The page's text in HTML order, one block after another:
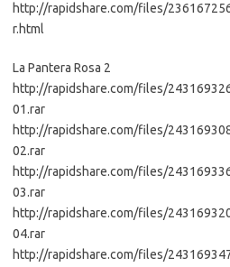
http://rapidshare.com/files/
r.html
La Pantera Rosa 2
http://rapidshare.com/files/
01.rar
http://rapidshare.com/files/
02.rar
http://rapidshare.com/files/
03.rar
http://rapidshare.com/files/
04.rar
http://rapidshare.com/files/